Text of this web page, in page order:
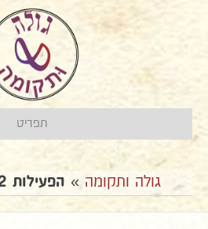
תפריט
גולה ותקומה » הפעילות 12